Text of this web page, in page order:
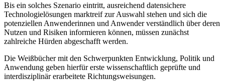
Bis ein solches Szenario eintritt, ausreichend datensichere
Technologielösungen marktreif zur Auswahl stehen und sich die
potenziellen Anwenderinnen und Anwender verständlich über deren
Nutzen und Risiken informieren können, müssen zunächst
zahlreiche Hürden abgeschafft werden.
Die Weißbücher mit den Schwerpunkten Entwicklung, Politik und
Anwendung geben hierfür erste wissenschaftlich geprüfte und
interdisziplinär erarbeitete Richtungsweisungen.